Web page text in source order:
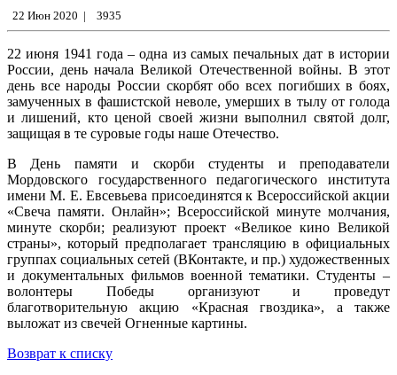
22 Июн 2020 | 3935
22 июня 1941 года – одна из самых печальных дат в истории
России, день начала Великой Отечественной войны. В этот
день все народы России скорбят обо всех погибших в боях,
замученных в фашистской неволе, умерших в тылу от голода
и лишений, кто ценой своей жизни выполнил святой долг,
защищая в те суровые годы наше Отечество.
В День памяти и скорби студенты и преподаватели
Мордовского государственного педагогического института
имени М. Е. Евсевьева присоединятся к Всероссийской акции
«Свеча памяти. Онлайн»; Всероссийской минуте молчания,
минуте скорби; реализуют проект «Великое кино Великой
страны», который предполагает трансляцию в официальных
группах социальных сетей (ВКонтакте, и пр.) художественных
и документальных фильмов военной тематики. Студенты –
волонтеры Победы организуют и проведут
благотворительную акцию «Красная гвоздика», а также
выложат из свечей Огненные картины.
Возврат к списку